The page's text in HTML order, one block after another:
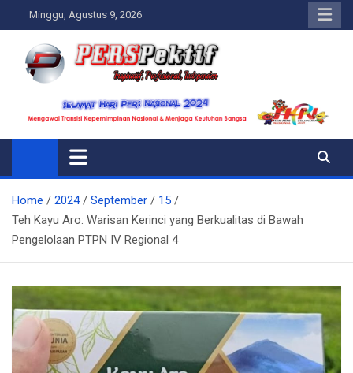
to
content
Minggu, Agustus 9, 2026
Perspektif.today
Ispiratif Profesional Independen
Home 2024 September
15
Teh Kayu Aro: Warisan Kerinci yang Berkualitas di Bawah
Pengelolaan PTPN IV Regional 4